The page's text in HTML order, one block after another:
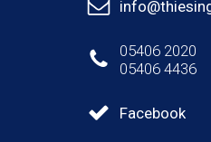
05406 2020
05406 4436
Facebook